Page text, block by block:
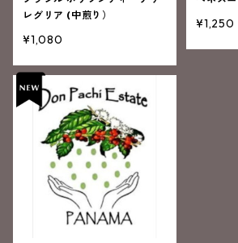
レグリア (中煎り）
¥1,080
¥1,250